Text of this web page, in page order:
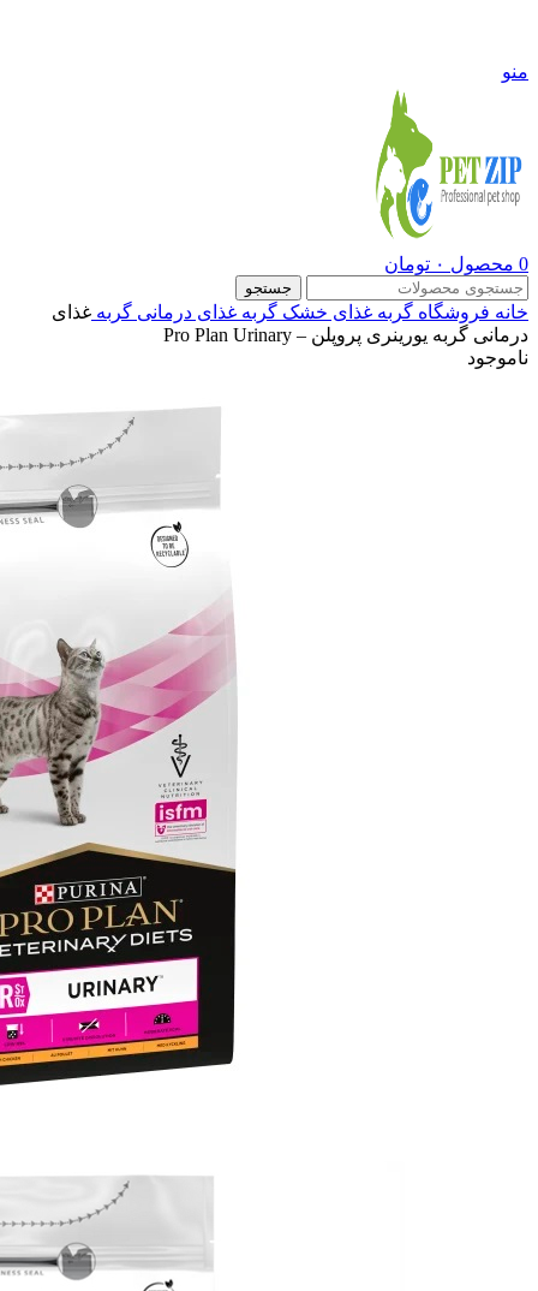
منو
0 محصول ۰ تومان
جستجو
خانه فروشگاه گربه غذای خشک گربه غذای درمانی گربه غذای
درمانی گربه یورینری پروپلن – Pro Plan Urinary
ناموجود